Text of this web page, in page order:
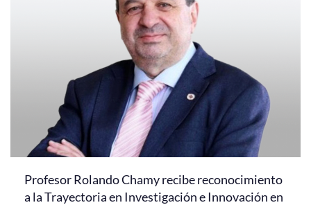
Profesor Rolando Chamy recibe reconocimiento
a la Trayectoria en Investigación e Innovación en